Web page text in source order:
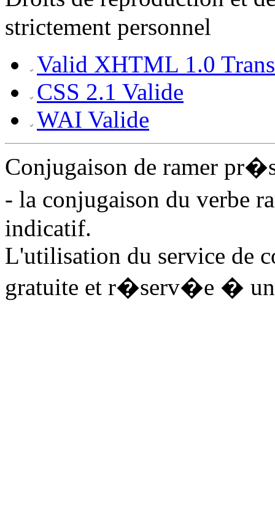
strictement personnel
Valid XHTML 1.0
CSS 2.1 Valide
WAI Valide
Conjugaison de ramer
- la conjugaison du verbe
indicatif.
L'utilisation du service de
gratuite et r�serv�e � un